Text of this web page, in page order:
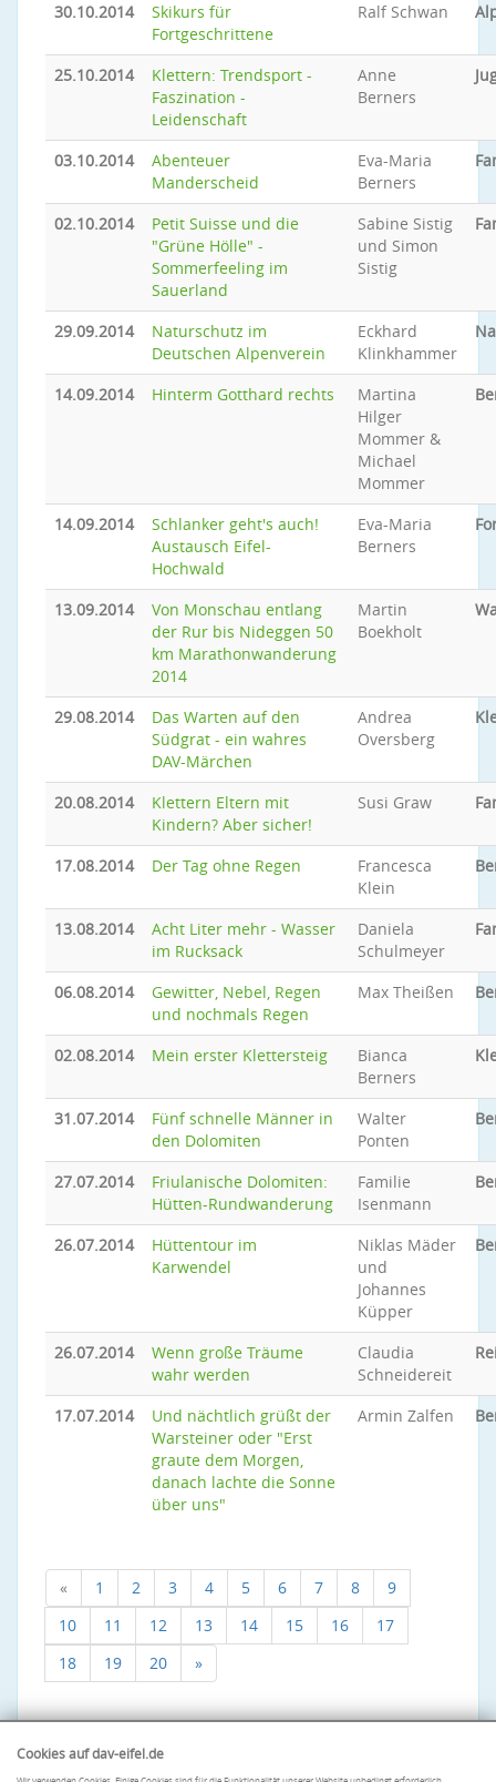
30.10.2014
Skikurs für
Fortgeschrittene
Ralf Schwan
25.10.2014
Klettern: Trendsport -
Faszination -
Leidenschaft
Anne
Berners
03.10.2014
Abenteuer
Manderscheid
Eva-Maria
Berners
02.10.2014
Petit Suisse und die
"Grüne Hölle" -
Sommerfeeling im
Sauerland
Sabine Sistig
und Simon
Sistig
29.09.2014
Naturschutz im
Deutschen Alpenverein
Eckhard
Klinkhammer
14.09.2014 Hinterm Gotthard rechts
Martina
Hilger
Mommer &
Michael
Mommer
14.09.2014
Schlanker geht's auch!
Austausch Eifel-
Hochwald
Eva-Maria
Berners
13.09.2014
Von Monschau entlang
der Rur bis Nideggen 50
km Marathonwanderung
2014
Martin
Boekholt
29.08.2014
Das Warten auf den
Südgrat - ein wahres
DAV-Märchen
Andrea
Oversberg
20.08.2014
Klettern Eltern mit
Kindern? Aber sicher!
Susi Graw
17.08.2014 Der Tag ohne Regen
Francesca
Klein
13.08.2014
Acht Liter mehr - Wasser
im Rucksack
Daniela
Schulmeyer
06.08.2014
Gewitter, Nebel, Regen
und nochmals Regen
Max Theißen
02.08.2014 Mein erster Klettersteig
Bianca
Berners
31.07.2014
Fünf schnelle Männer in
den Dolomiten
Walter
Ponten
27.07.2014
Friulanische Dolomiten:
Hütten-Rundwanderung
Familie
Isenmann
26.07.2014
Hüttentour im
Karwendel
Niklas Mäder
und
Johannes
Küpper
26.07.2014
Wenn große Träume
wahr werden
Claudia
Schneidereit
17.07.2014
Und nächtlich grüßt der
Warsteiner oder "Erst
graute dem Morgen,
danach lachte die Sonne
über uns"
Armin Zalfen
« 1 2 3 4 5 6 7 8
9
10
11 12 13 14 15 16
17
18
19 20 »
Cookies auf dav-eifel.de